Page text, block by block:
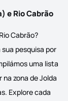
e Rio Cabrão
Cabrão?
pesquisa por
uma lista
zona de Jolda
Explore cada